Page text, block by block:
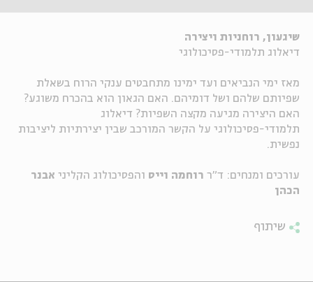
שיגעון, רוחניות ויצירה
דיאלוג תלמודי-פסיכולוגי
מאז ימי הנביאים ועד ימינו מתחבטים ענקי הרוח בשאלת
שפיותם שלהם ושל דומיהם. האם הגאון הוא בהכרח משוגע?
האם היצירה מגיעה מקצה השפיות? דיאלוג
תלמודי-פסיכולוגי על הקשר המורכב שבין יצירתיות ליציבות
נפשית.
עורכים ומנחים: ד"ר רוחמה וייס והפסיכולוג הקליני אבנר
הכהן
שיתוף